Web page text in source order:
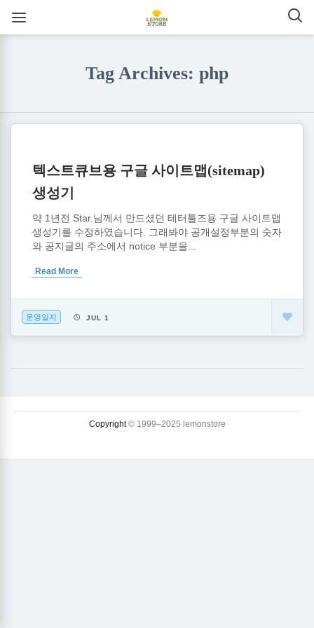
Tag Archives: php
텍스트큐브용 구글 사이트맵(sitemap)
생성기
약 1년전 Star.님께서 만드셨던 테터툴즈용 구글 사이트맵
생성기를 수정하였습니다. 그래봐야 공개설정부분의 숫자
와 공지글의 주소에서 notice 부분을...
Read More
운영일지 JUL 1
Copyright© 1999–2025 lemonstore